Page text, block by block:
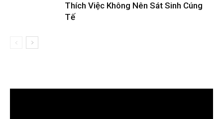
Thích Việc Không Nên Sát Sinh Cúng
Tế